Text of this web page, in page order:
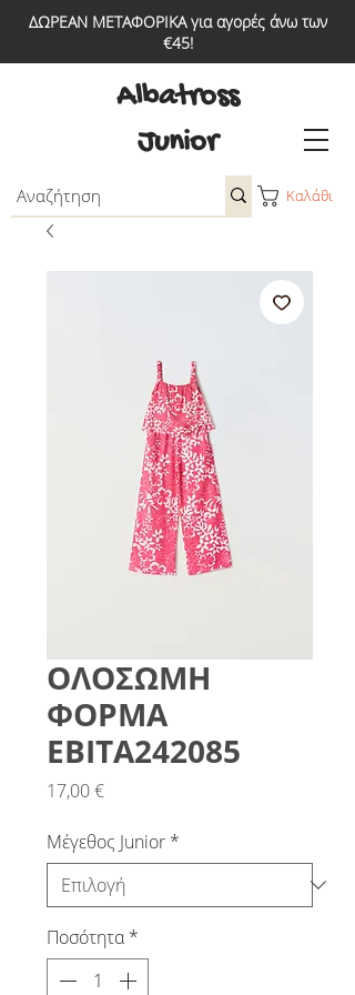
ΔΩΡΕΑΝ ΜΕΤΑΦΟΡΙΚΑ για αγορές άνω των
€45!
Καλάθι
Albatross
Junior
ΟΛΟΣΩΜΗ
ΦΟΡΜΑ
ΕΒΙΤΑ242085
17,00 €Τιμή
Μέγεθος Junior *
Ποσότητα *